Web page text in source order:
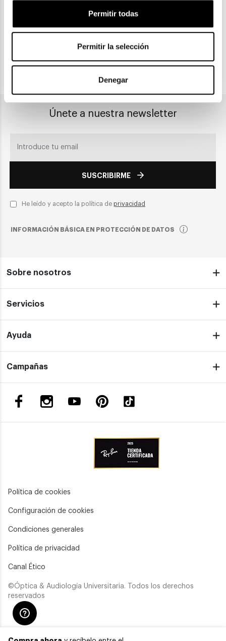
Permitir todas
Permitir la selección
Denegar
CLICK & COLLECT
PAGO SEGURO
Únete a nuestra newsletter
SUSCRIBIRME
He leído y acepto la política de privacidad
INFORMACIÓN BÁSICA EN PROTECCIÓN DE DATOS
Sobre nosotros
Servicios
Ayuda
Campañas
Política de cookies
Configuración de cookies
Condiciones generales
Política de privacidad
Canal Ético
©Óptica & Audiología Universitaria. Todos los derechos
reservados